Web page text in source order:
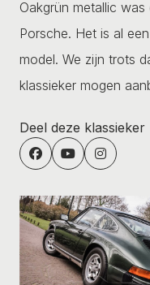
Oakgrün metallic
Porsche. Het is al
model. We zijn trots
klassieker mogen
Deel deze klassieker